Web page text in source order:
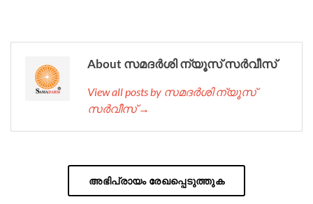
About സമദർശി ന്യൂസ് സർവീസ്
View all posts by സമദർശി ന്യൂസ്
സർവീസ് →
അഭിപ്രായം രേഖപ്പെടുത്തുക